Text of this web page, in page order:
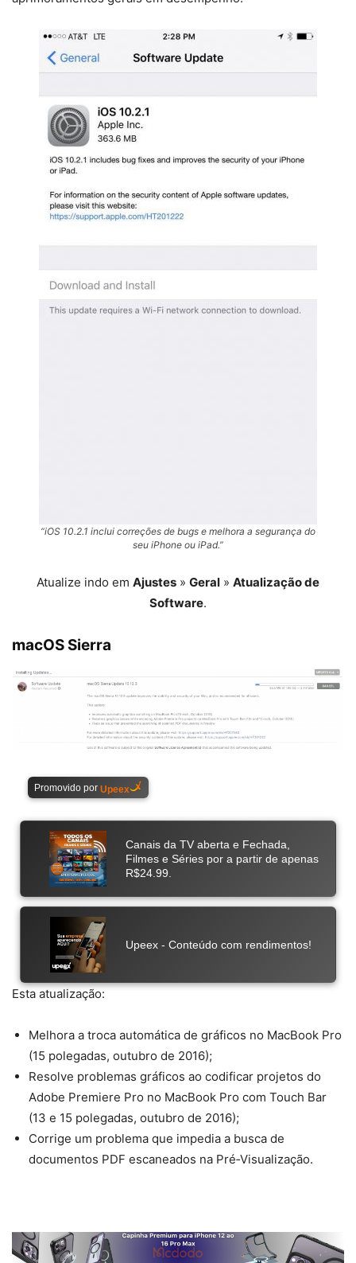
“iOS 10.2.1 inclui correções de bugs e melhora a segurança do
seu iPhone ou iPad.”
Atualize indo em Ajustes » Geral » Atualização de
Software.
macOS Sierra
Esta atualização:
Melhora a troca automática de gráficos no MacBook Pro
(15 polegadas, outubro de 2016);
Resolve problemas gráficos ao codificar projetos do
Adobe Premiere Pro no MacBook Pro com Touch Bar
(13 e 15 polegadas, outubro de 2016);
Corrige um problema que impedia a busca de
documentos PDF escaneados na Pré‑Visualização.